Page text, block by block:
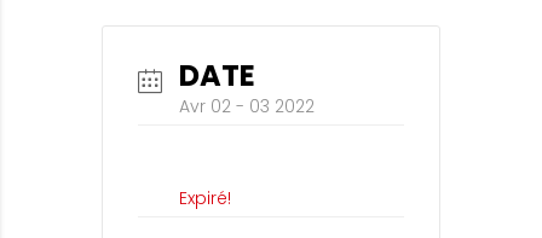
DATE
Avr 02 - 03 2022
Expiré!